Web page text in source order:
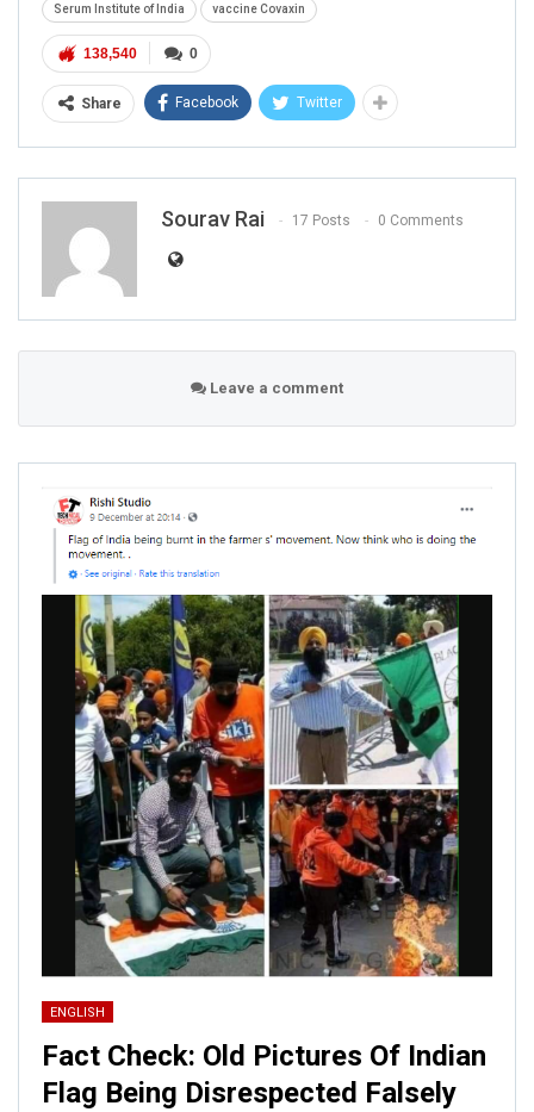
Serum Institute of India vaccine Covaxin
0
138,540
Share Facebook Twitter
Sourav Rai 17 Posts 0 Comments
Leave a comment
ENGLISH
Fact Check: Old Pictures Of Indian
Flag Being Disrespected Falsely